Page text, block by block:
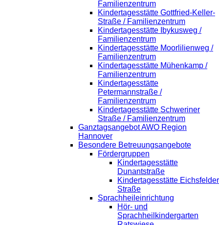
Familienzentrum
Kindertagesstätte Gottfried-Keller-
Straße / Familienzentrum
Kindertagesstätte Ibykusweg /
Familienzentrum
Kindertagesstätte Moorlilienweg /
Familienzentrum
Kindertagesstätte Mühenkamp /
Familienzentrum
Kindertagesstätte
Petermannstraße /
Familienzentrum
Kindertagesstätte Schweriner
Straße / Familienzentrum
Ganztagsangebot AWO Region
Hannover
Besondere Betreuungsangebote
Fördergruppen
Kindertagesstätte
Dunantstraße
Kindertagesstätte Eichsfelder
Straße
Sprachheileinrichtung
Hör- und
Sprachheilkindergarten